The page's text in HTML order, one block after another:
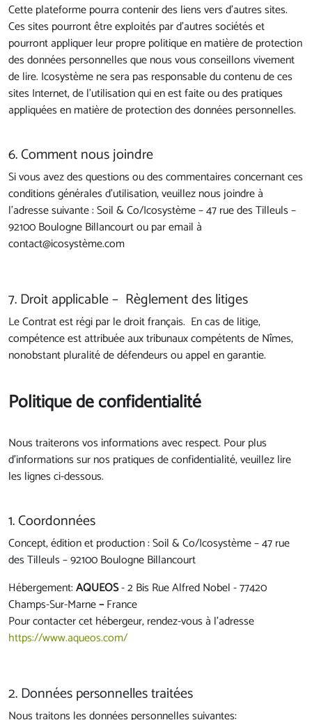
Cette plateforme pourra contenir des liens vers d’autres sites.
Ces sites pourront être exploités par d’autres sociétés et
pourront appliquer leur propre politique en matière de protection
des données personnelles que nous vous conseillons vivement
de lire. Icosystème ne sera pas responsable du contenu de ces
sites Internet, de l'utilisation qui en est faite ou des pratiques
appliquées en matière de protection des données personnelles.
6. Comment nous joindre
Si vous avez des questions ou des commentaires concernant ces
conditions générales d'utilisation, veuillez nous joindre à
l’adresse suivante : Soil & Co/Icosystème – 47 rue des Tilleuls –
92100 Boulogne Billancourt ou par email à
contact@icosystème.com
7. Droit applicable – Règlement des litiges
Le Contrat est régi par le droit français. En cas de litige,
compétence est attribuée aux tribunaux compétents de Nîmes,
nonobstant pluralité de défendeurs ou appel en garantie.
Politique de confidentialité
Nous traiterons vos informations avec respect. Pour plus
d'informations sur nos pratiques de confidentialité, veuillez lire
les lignes ci-dessous.
1. Coordonnées
Concept, édition et production : Soil & Co/Icosystème – 47 rue
des Tilleuls – 92100 Boulogne Billancourt
Hébergement:AQUEOS- 2 Bis Rue Alfred Nobel - 77420
Champs-Sur-Marne–France
Pour contacter cet hébergeur, rendez-vous à l’adresse
https://www.aqueos.com/
2. Données personnelles traitées
Nous traitons les données personnelles suivantes: